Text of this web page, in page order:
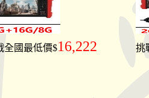
全國最低價$16,222 挑